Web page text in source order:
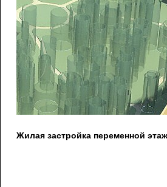
Жилая застройка переменной